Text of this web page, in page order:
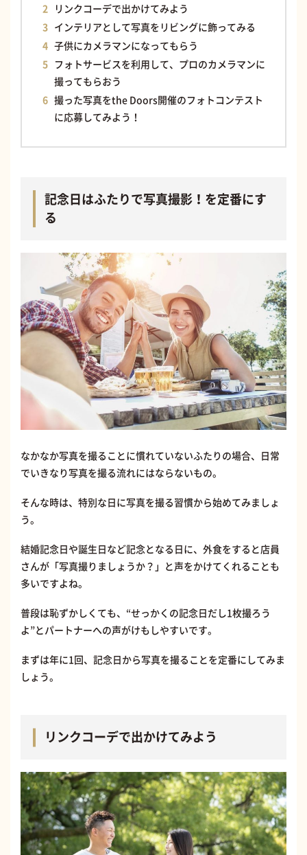
リンクコーデで出かけてみよう
インテリアとして写真をリビングに飾ってみる
子供にカメラマンになってもらう
フォトサービスを利用して、プロのカメラマンに
撮ってもらおう
撮った写真をthe Doors開催のフォトコンテスト
に応募してみよう！
記念日はふたりで写真撮影！を定番にす
る
なかなか写真を撮ることに慣れていないふたりの場合、日常
でいきなり写真を撮る流れにはならないもの。
そんな時は、特別な日に写真を撮る習慣から始めてみましょ
う。
結婚記念日や誕生日など記念となる日に、外食をすると店員
さんが「写真撮りましょうか？」と声をかけてくれることも
多いですよね。
普段は恥ずかしくても、“せっかくの記念日だし1枚撮ろう
よ”とパートナーへの声がけもしやすいです。
まずは年に1回、記念日から写真を撮ることを定番にしてみま
しょう。
リンクコーデで出かけてみよう